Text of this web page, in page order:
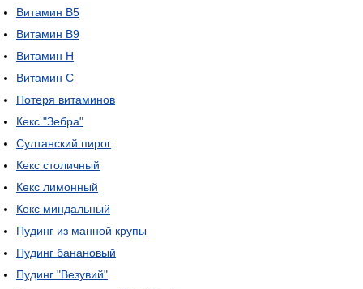
Витамин В5
Витамин В9
Витамин Н
Витамин С
Потеря витаминов
Кекс "Зебра"
Султанский пирог
Кекс столичный
Кекс лимонный
Кекс миндальный
Пудинг из манной крупы
Пудинг банановый
Пудинг "Везувий"